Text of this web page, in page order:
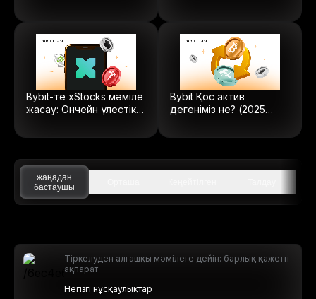
Bybit-те xStocks мәміле
жасау: Ончейн үлестік
Bybit Қос актив
дегеніміз не? (2025
жаңадан
бастаушы
Тіркелуден алғашқы мәмілеге дейін: барлық қажетті
ақпарат
Негізгі нұсқаулықтар